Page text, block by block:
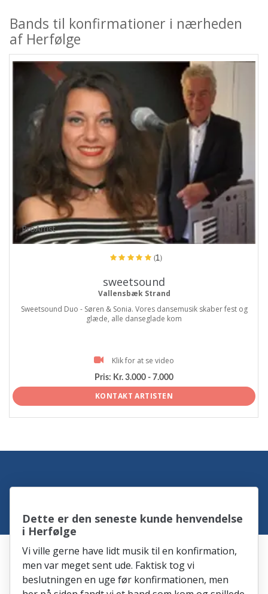
Bands til konfirmationer i nærheden
af Herfølge
ProArtist
(1)
sweetsound
Vallensbæk Strand
Sweetsound Duo - Søren & Sonia. Vores dansemusik skaber fest og
glæde, alle danseglade kom
Klik for at se video
Pris: Kr. 3.000 - 7.000
KONTAKT ARTISTEN
Dette er den seneste kunde henvendelse
i Herfølge
Vi ville gerne have lidt musik til en konfirmation,
men var meget sent ude. Faktisk tog vi
beslutningen en uge før konfirmationen, men